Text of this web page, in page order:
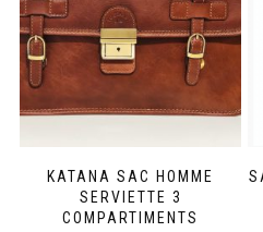
KATANA SAC HOMME
SERVIETTE 3
COMPARTIMENTS